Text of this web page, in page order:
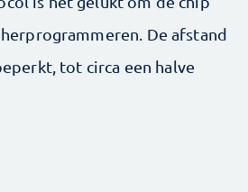
De afstand
tot circa een halve